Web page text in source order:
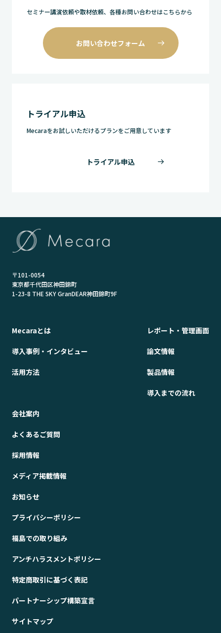
セミナー講演依頼や取材依頼、各種お問い合わせはこちらから
お問い合わせフォーム
トライアル申込
Mecaraをお試しいただけるプランをご用意しています
トライアル申込
〒101-0054
東京都千代田区神田錦町
1-23-8 THE SKY GranDEAR神田錦町9F
Mecaraとは
導入事例・インタビュー
活用方法
レポート・管理画面
論文情報
製品情報
導入までの流れ
会社案内
よくあるご質問
採用情報
メディア掲載情報
お知らせ
プライバシーポリシー
福島での取り組み
アンチハラスメントポリシー
特定商取引に基づく表記
パートナーシップ構築宣言
サイトマップ